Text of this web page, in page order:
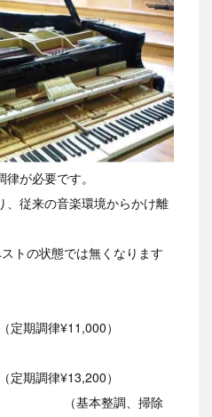
が必要です。
、従来の音楽環境からかけ離
トの状態では無くなります
期調律¥11,000）
期調律¥13,200）
調、掃除